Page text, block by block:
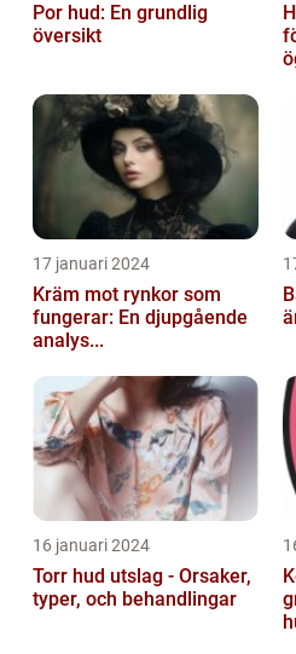
Por hud: En grundlig
översikt
17 januari 2024
Kräm mot rynkor som
fungerar: En djupgående
analys...
16 januari 2024
Torr hud utslag - Orsaker,
typer, och behandlingar